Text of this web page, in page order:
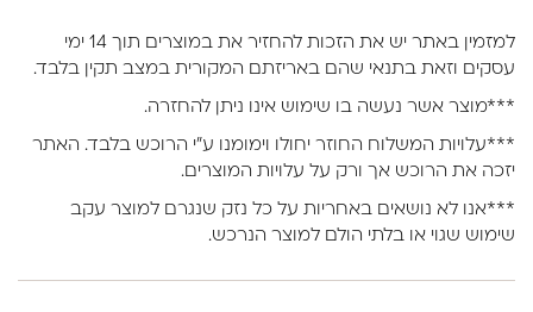
למזמין באתר יש את הזכות להחזיר את במוצרים תוך 14 ימי
עסקים וזאת בתנאי שהם באריזתם המקורית במצב תקין בלבד.
***מוצר אשר נעשה בו שימוש אינו ניתן להחזרה.
***עלויות המשלוח החוזר יחולו וימומנו ע”י הרוכש בלבד. האתר
יזכה את הרוכש אך ורק על עלויות המוצרים.
***אנו לא נושאים באחריות על כל נזק שנגרם למוצר עקב
שימוש שגוי או בלתי הולם למוצר הנרכש.